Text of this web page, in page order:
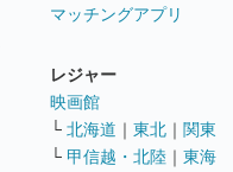
マッチングアプリ
レジャー
映画館
└ 北海道 ｜ 東北 ｜ 関東
└ 甲信越・北陸 ｜ 東海